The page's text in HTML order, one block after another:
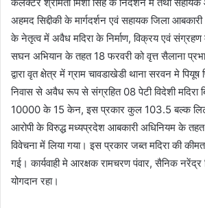
अहमद सिद्दीकी के मार्गदर्शन एवं सहायक जिला
के नेतृत्व में अवैध मदिरा के निर्माण, विक्रय एवं संग्रहण
सघन अभियान के तहत 18 फरवरी को वृत्त सैलाना
द्वारा वृत क्षेत्र में ग्राम चावडाखेडी थाना सरवन मे पियूष
निवास से अवैध रूप से संग्रहित 08 पेटी विदेशी मदिरा
10000 के 15 केन, इस प्रकार कुल 103.5 बल्क
आरोपी के विरुद्ध मध्यप्रदेश आबकारी अधिनियम के
विवेचना में लिया गया। इस प्रकार जब्त मदिरा की
गई। कार्यवाही मे आरक्षक रामचरण पंवार, सैनिक नरेंद्र
योगदान रहा।